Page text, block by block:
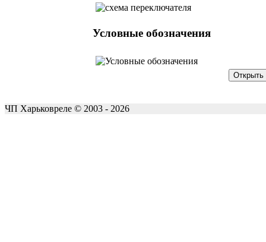
Условные обозначения
ЧП Харьковреле © 2003 - 2026